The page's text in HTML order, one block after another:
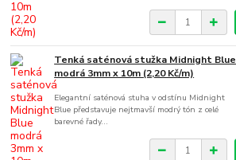
Tenká saténová stužka Midnight Blue
modrá 3mm x 10m (2,20 Kč/m)
Elegantní saténová stuha v odstínu Midnight
Blue představuje nejtmavší modrý tón z celé
barevné řady...